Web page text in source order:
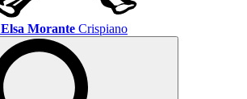
Elsa Morante Crispiano